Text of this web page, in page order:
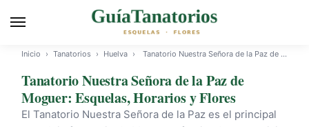
Inicio › Tanatorios › Huelva › Tanatorio Nuestra Señora de la Paz de Moguer
Tanatorio Nuestra Señora de la Paz de
Moguer: Esquelas, Horarios y Flores
El Tanatorio Nuestra Señora de la Paz es el principal